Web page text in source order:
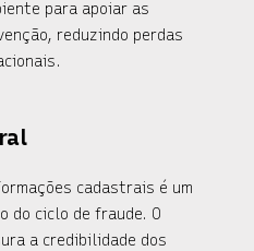
para apoiar as
reduzindo perdas
cadastrais é um
do ciclo de fraude. O
a credibilidade dos